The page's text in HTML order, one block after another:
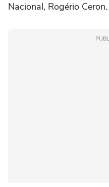
Nacional, Rogério Ceron.